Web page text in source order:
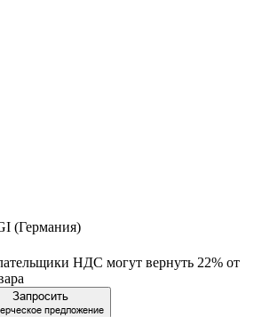
(Германия)
НДС могут вернуть 22% от
Запросить
предложение